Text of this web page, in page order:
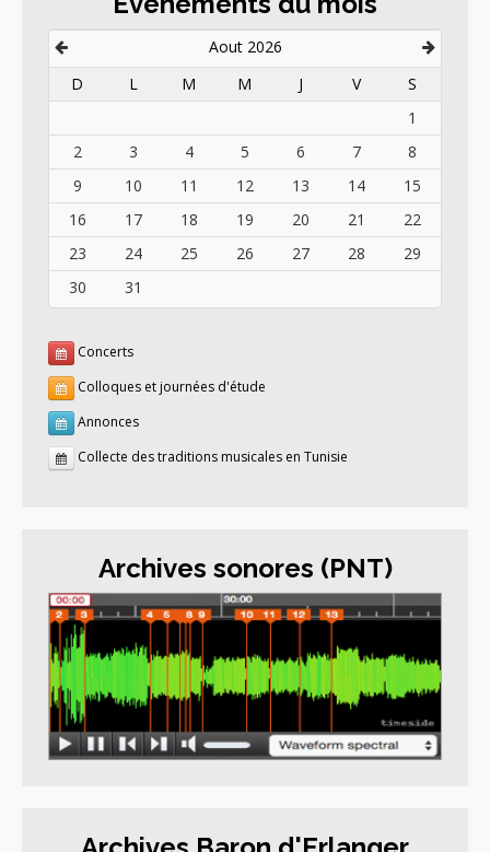
Aout 2026
D
L M M J V
S
1
2
3 4 5 6 7
8
9
10 11 12 13 14
15
16
17 18 19 20 21
22
23
24 25 26 27 28
29
30
31
Concerts
Colloques et journées d'étude
Annonces
Collecte des traditions musicales en Tunisie
Archives sonores (PNT)